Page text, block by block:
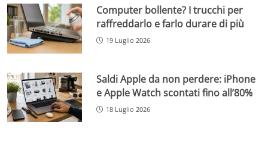
Computer bollente? I trucchi per
raffreddarlo e farlo durare di più
19 Luglio 2026
Saldi Apple da non perdere: iPhone
e Apple Watch scontati fino all’80%
18 Luglio 2026